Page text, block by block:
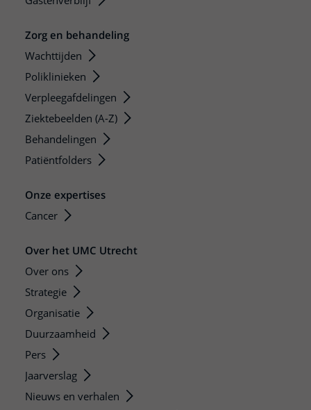
Zorg en behandeling
Wachttijden
Poliklinieken
Verpleegafdelingen
Ziektebeelden (A-Z)
Behandelingen
Patiëntfolders
Onze expertises
Cancer
Over het UMC Utrecht
Over ons
Strategie
Organisatie
Duurzaamheid
Pers
Jaarverslag
Nieuws en verhalen